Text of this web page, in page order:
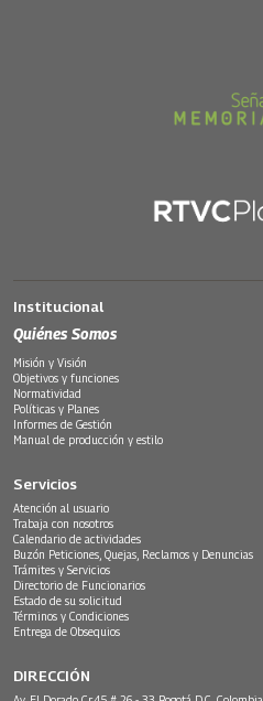
Institucional
Quiénes Somos
Misión y Visión
Objetivos y funciones
Normatividad
Políticas y Planes
Informes de Gestión
Manual de producción y estilo
Servicios
Atención al usuario
Trabaja con nosotros
Calendario de actividades
Buzón Peticiones, Quejas, Reclamos y Denuncias
Trámites y Servicios
Directorio de Funcionarios
Estado de su solicitud
Términos y Condiciones
Entrega de Obsequios
DIRECCIÓN